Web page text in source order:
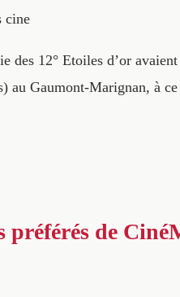
cine
des 12° Etoiles d’or
au Gaumont-Marignan, à
préférés de